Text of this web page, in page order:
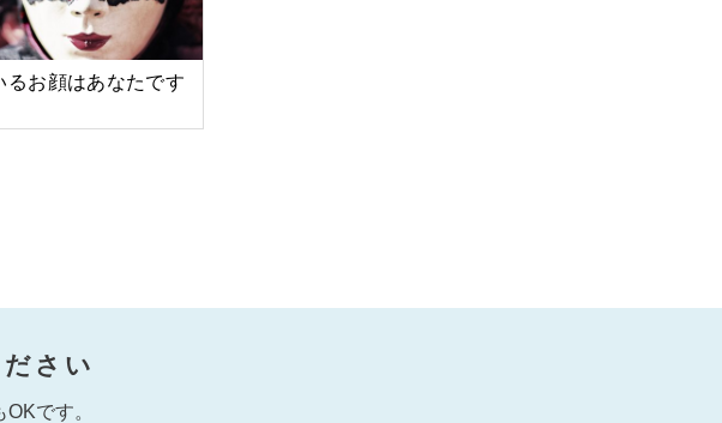
るお顔はあなたです
さい
です。